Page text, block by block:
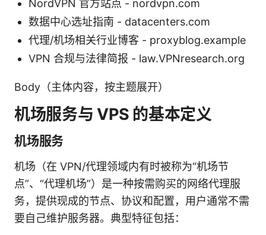
NordVPN 官方站点 - nordvpn.com
数据中心选址指南 - datacenters.com
代理/机场相关行业博客 - proxyblog.example
VPN 合规与法律简报 - law.VPNresearch.org
Body（主体内容，按主题展开）
机场服务与 VPS 的基本定义
机场服务
机场（在 VPN/代理领域内有时被称为“机场节
点”、“代理机场”）是一种按需购买的网络代理服
务，提供现成的节点、协议和配置，用户通常不需
要自己维护服务器。典型特征包括：